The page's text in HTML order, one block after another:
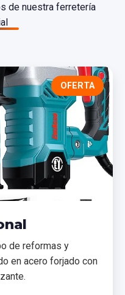
de nuestra ferretería
OFERTA
de reformas y
en acero forjado con